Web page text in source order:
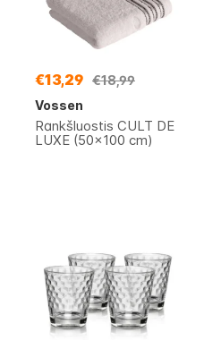
€13,29 €18,99
Vossen
Rankšluostis CULT DE
LUXE (50x100 cm)